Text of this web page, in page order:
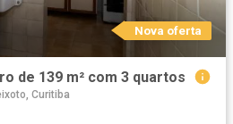
Nova oferta
de 139 m² com 3 quartos
Curitiba